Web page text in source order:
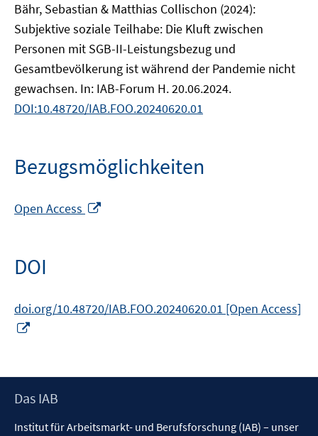
Bähr, Sebastian & Matthias Collischon (2024):
Subjektive soziale Teilhabe: Die Kluft zwischen
Personen mit SGB-II-Leistungsbezug und
Gesamtbevölkerung ist während der Pandemie nicht
gewachsen. In: IAB-Forum H. 20.06.2024.
DOI:10.48720/IAB.FOO.20240620.01
Bezugsmöglichkeiten
Open Access
DOI
doi.org/10.48720/IAB.FOO.20240620.01 [Open Access]
öffnen
Footer
Das IAB
Institut für Arbeitsmarkt- und Berufsforschung (IAB) – unser